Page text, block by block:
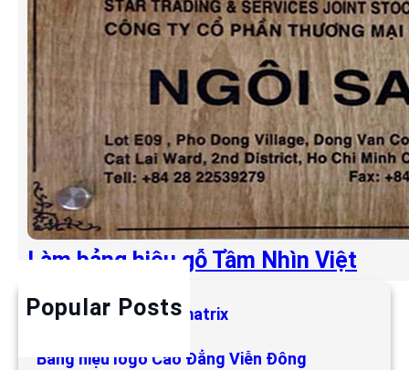
Làm bảng hiệu gỗ Tầm Nhìn Việt
Popular Posts
Làm bảng hiệu LED matrix
Bảng hiệu logo Cao Đẳng Viễn Đông